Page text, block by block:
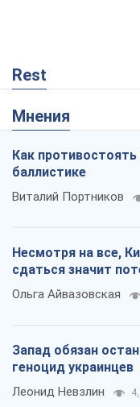
Rest
Мнения
Как
баллистике
Виталий Портников
Несмотря на все,
сдаться значит
Ольга Айвазовская
Запад обязан
геноцид украинцев
Леонид Невзлин